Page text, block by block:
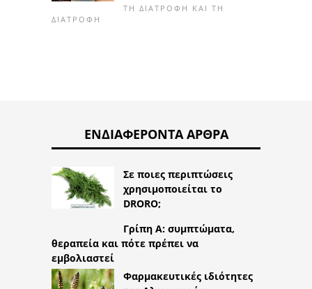
ΤΗ ΔΙΑΤΡΟΦΉ ΚΑΙ ΤΗ
ΔΙΑΤΡΟΦΉ
ΕΝΔΙΑΦΈΡΟΝΤΑ ΆΡΘΡΑ
Σε ποιες περιπτώσεις
χρησιμοποιείται το
DRORO;
Γρίπη Α: συμπτώματα,
θεραπεία και πότε πρέπει να
εμβολιαστεί
Φαρμακευτικές ιδιότητες